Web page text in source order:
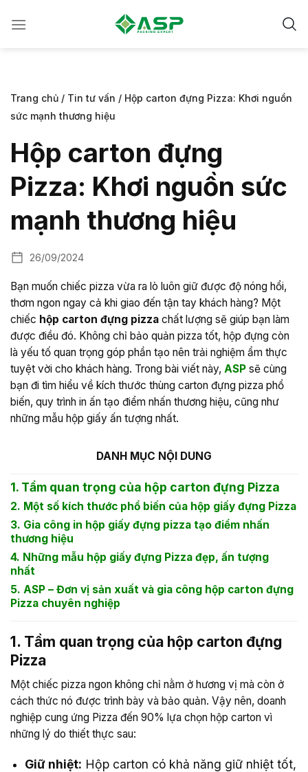
đến
Trang chủ / Tin tư vấn / Hộp carton đựng Pizza: Khơi nguồn
sức mạnh thương hiệu
Hộp carton đựng
Pizza: Khơi nguồn sức
mạnh thương hiệu
26/09/2024
Bạn muốn chiếc pizza vừa ra lò luôn giữ được độ nóng hổi,
thơm ngon ngay cả khi giao đến tận tay khách hàng? Một
chiếc hộp carton đựng pizza chất lượng sẽ giúp bạn làm
được điều đó. Không chỉ bảo quản pizza tốt, hộp đựng còn
là yếu tố quan trọng góp phần tạo nên trải nghiệm ẩm thực
tuyệt vời cho khách hàng. Trong bài viết này, ASP sẽ cùng
bạn đi tìm hiểu về kích thước thùng carton đựng pizza phổ
biến, quy trình in ấn tạo điểm nhấn thương hiệu, cũng như
những mẫu hộp giấy ấn tượng nhất.
DANH MỤC NỘI DUNG
1. Tầm quan trọng của hộp carton đựng Pizza
2. Một số kích thước phổ biến của hộp giấy đựng Pizza
3. Gia công in hộp giấy đựng pizza tạo điểm nhấn
thương hiệu
4. Những mẫu hộp giấy đựng Pizza đẹp, ấn tượng
nhất
5. ASP – Đơn vị sản xuất và gia công hộp carton đựng
Pizza chuyên nghiệp
1. Tầm quan trọng của hộp carton đựng
Pizza
Một chiếc pizza ngon không chỉ nằm ở hương vị mà còn ở
cách thức nó được trình bày và bảo quản. Vậy nên, doanh
nghiệp cung ứng Pizza đến 90% lựa chọn hộp carton vì
những lý do thiết thực sau:
Giữ nhiệt: Hộp carton có khả năng giữ nhiệt tốt,